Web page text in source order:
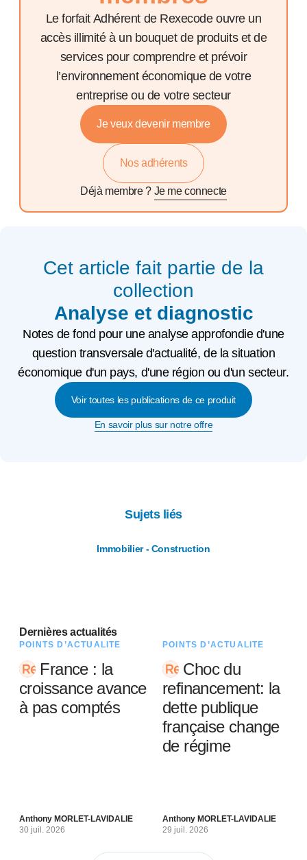
Le forfait Adhérent de Rexecode ouvre un
accès illimité à un bouquet de produits et de
services pour comprendre et prévoir
l’environnement économique de votre
entreprise ou de votre secteur
Je veux devenir membre
Nos adhérents
Déjà membre ? Je me connecte
Cet article fait partie de la
collection
Analyse et diagnostic
Notes de fond pour une analyse approfondie d'une
question transversale d'actualité, de la situation
économique d'un pays, d'une région ou d'un secteur.
Voir toutes les publications de ce produit
En savoir plus sur notre offre
Sujets liés
Immobilier - Construction
Dernières actualités
POINTS D’ACTUALITÉ
France : la
croissance avance
à pas comptés
Anthony MORLET-LAVIDALIE
30 juil. 2026
POINTS D’ACTUALITÉ
Choc du
refinancement: la
dette publique
française change
de régime
Anthony MORLET-LAVIDALIE
29 juil. 2026